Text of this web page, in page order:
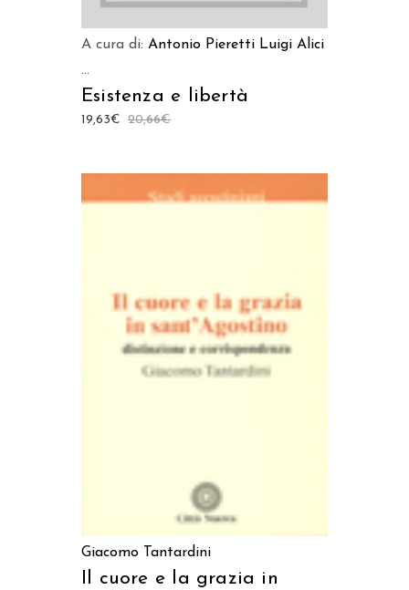
A cura di: Antonio Pieretti Luigi Alici
...
Esistenza e libertà
20,66€
19,63€
AGGIUNGI AL CARRELLO
Giacomo Tantardini
Il cuore e la grazia in